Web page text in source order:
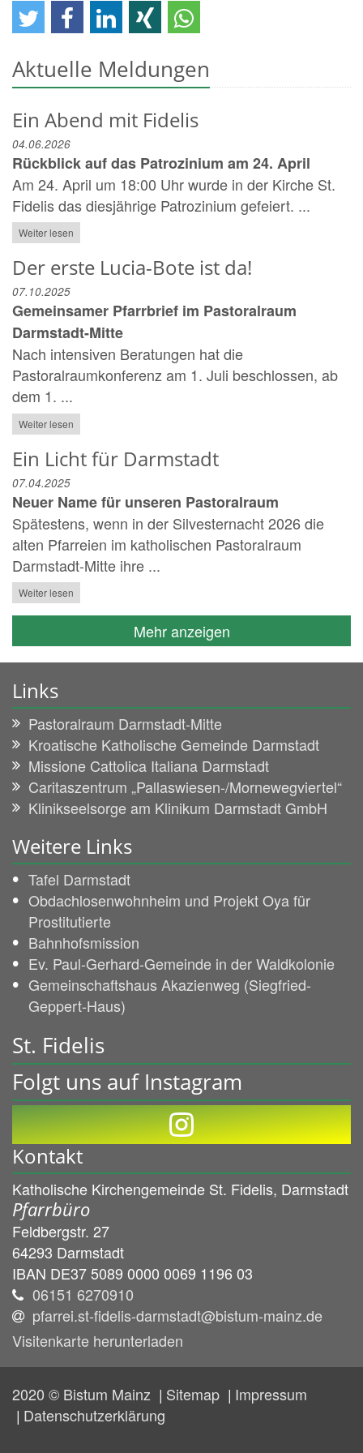
Aktuelle Meldungen
Ein Abend mit Fidelis
04.06.2026
Rückblick auf das Patrozinium am 24. April
Am 24. April um 18:00 Uhr wurde in der Kirche St.
Fidelis das diesjährige Patrozinium gefeiert. ...
Weiter lesen
Der erste Lucia-Bote ist da!
07.10.2025
Gemeinsamer Pfarrbrief im Pastoralraum
Darmstadt-Mitte
Nach intensiven Beratungen hat die
Pastoralraumkonferenz am 1. Juli beschlossen, ab
dem 1. ...
Weiter lesen
Ein Licht für Darmstadt
07.04.2025
Neuer Name für unseren Pastoralraum
Spätestens, wenn in der Silvesternacht 2026 die
alten Pfarreien im katholischen Pastoralraum
Darmstadt-Mitte ihre ...
Weiter lesen
Mehr anzeigen
Links
Pastoralraum Darmstadt-Mitte
Kroatische Katholische Gemeinde Darmstadt
Missione Cattolica Italiana Darmstadt
Caritaszentrum „Pallaswiesen-/Mornewegviertel“
Klinikseelsorge am Klinikum Darmstadt GmbH
Weitere Links
Tafel Darmstadt
Obdachlosenwohnheim und Projekt Oya für
Prostitutierte
Bahnhofsmission
Ev. Paul-Gerhard-Gemeinde in der Waldkolonie
Gemeinschaftshaus Akazienweg (Siegfried-
Geppert-Haus)
St. Fidelis
Folgt uns auf Instagram
Kontakt
Katholische Kirchengemeinde St. Fidelis, Darmstadt
Pfarrbüro
Feldbergstr. 27
64293 Darmstadt
IBAN DE37 5089 0000 0069 1196 03
06151 6270910
pfarrei.st-fidelis-darmstadt@bistum-mainz.de
Visitenkarte herunterladen
2020 © Bistum Mainz Sitemap
Impressum
Datenschutzerklärung